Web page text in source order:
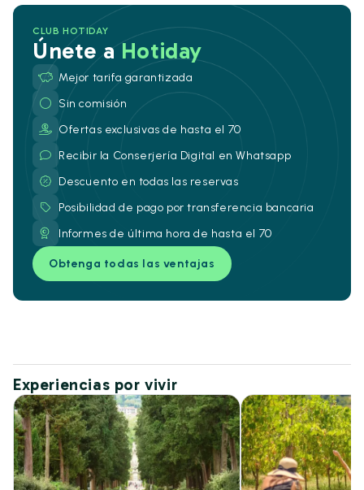
CLUB HOTIDAY
Únete aHotiday
Mejor tarifa garantizada
Sin comisión
Ofertas exclusivas de hasta el 70
Recibir la Conserjería Digital en Whatsapp
Descuento en todas las reservas
Posibilidad de pago por transferencia bancaria
Informes de última hora de hasta el 70
Obtenga todas las ventajas
Experiencias por vivir